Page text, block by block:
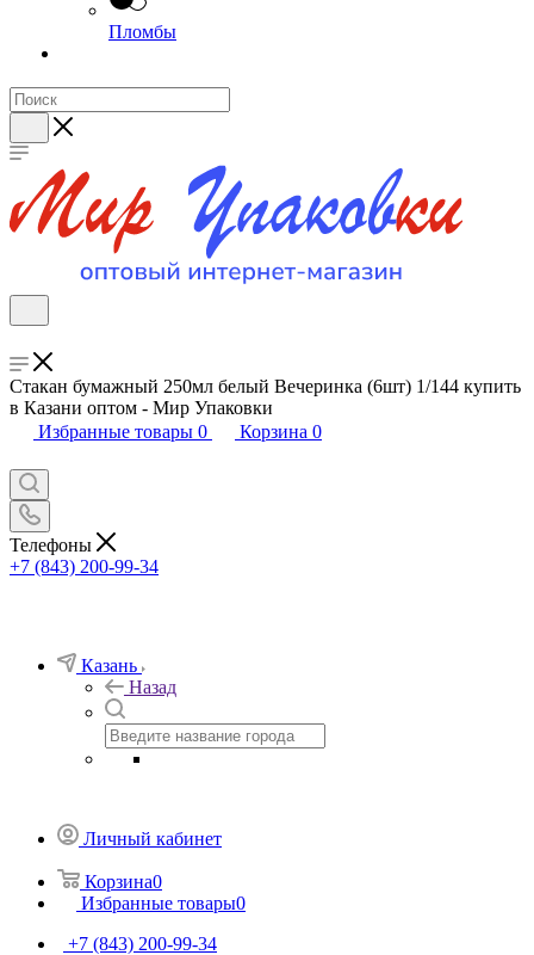
Пломбы
Стакан бумажный 250мл белый Вечеринка (6шт) 1/144 купить
в Казани оптом - Мир Упаковки
Избранные товары 0 Корзина 0
Телефоны
+7 (843) 200-99-34
Казань
Назад
Личный кабинет
Корзина0
Избранные товары0
+7 (843) 200-99-34